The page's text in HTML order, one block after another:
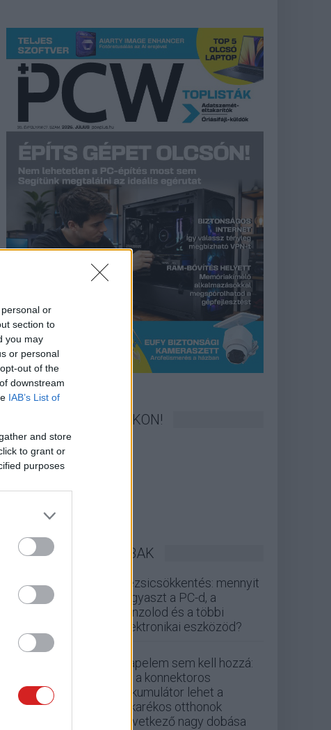
or
section to
you may
or personal
out of the
downstream
IAB’s List of
and store
to grant or
purposes
KÖVESS FACEBOOKON!
LEGOLVASOTTABBAK
Rezsicsökkentés: mennyit
fogyaszt a PC-d, a
konzolod és a többi
elektronikai eszközöd?
Napelem sem kell hozzá:
ez a konnektoros
akkumulátor lehet a
takarékos otthonok
következő nagy dobása